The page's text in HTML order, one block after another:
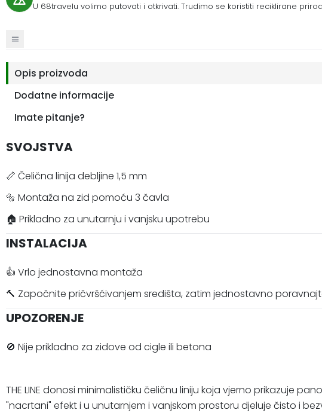
U 68travelu volimo putovati i otkrivati. Trudimo se koristiti reciklirane
Opis proizvoda
Dodatne informacije
Imate pitanje?
SVOJSTVA
📏 Čelična linija debljine 1,5 mm
🔩 Montaža na zid pomoću 3 čavla
🏠 Prikladno za unutarnju i vanjsku upotrebu
INSTALACIJA
👍 Vrlo jednostavna montaža
🔨 Započnite pričvršćivanjem središta, zatim jednostavno
UPOZORENJE
🚫 Nije prikladno za zidove od cigle ili betona
THE LINE donosi minimalističku čeličnu liniju koja vjerno prikazuje
"nacrtani" efekt i u unutarnjem i vanjskom prostoru djeluje čisto i